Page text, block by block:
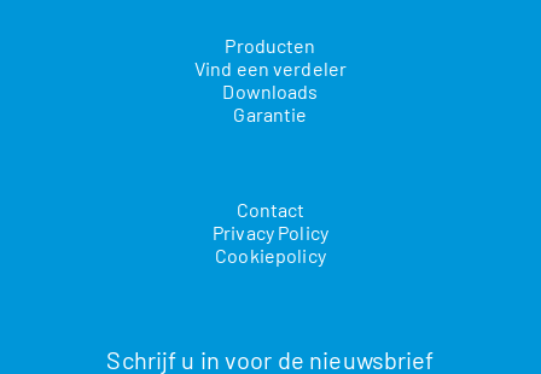
Producten
Vind een verdeler
Downloads
Garantie
Contact
Privacy Policy
Cookiepolicy
Schrijf u in voor de nieuwsbrief